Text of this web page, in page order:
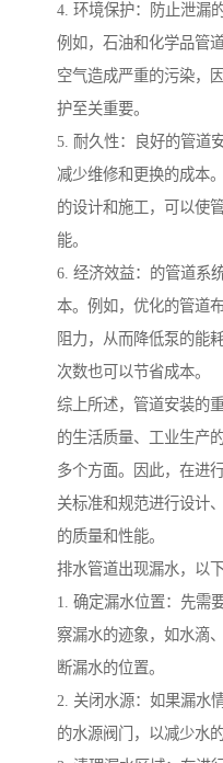
4. 环境保护：防止泄漏
例如，石油和化学品管
空气造成严重的污染，
护至关重要。
5. 耐久性：良好的管道
减少维修和更换的成本
的设计和施工，可以使
能。
6. 经济效益：的管道系
本。例如，优化的管道
阻力，从而降低泵的能
次数也可以节省成本。
综上所述，管道安装的
的生活质量、工业生产
多个方面。因此，在进
关标准和规范进行设计
的质量和性能。
排水管道出现漏水，以
1. 确定漏水位置：先需
察漏水的迹象，如水滴
断漏水的位置。
2. 关闭水源：如果漏水
的水源阀门，以减少水